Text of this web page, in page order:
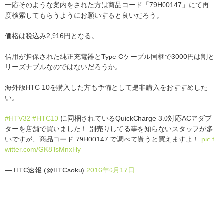
一応そのような案内をされた方は商品コード「79H00147」にて再
度検索してもらうようにお願いすると良いだろう。
価格は税込み2,916円となる。
信用が担保された純正充電器とType Cケーブル同梱で3000円は割と
リーズナブルなのではないだろうか。
海外版HTC 10を購入した方も予備として是非購入をおすすめした
い。
#HTV32 #HTC10 に同梱されているQuickCharge 3.0対応ACアダプ
ターを店舗で買いました！ 別売りしてる事を知らないスタッフが多
いですが、商品コード 79H00147 で調べて貰うと買えますよ！ pic.t
witter.com/GK8TsMnxHy
— HTC速報 (@HTCsoku) 2016年6月17日